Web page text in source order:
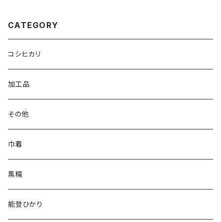
CATEGORY
コシヒカリ
加工品
その他
巾着
黒糯
能登ひかり